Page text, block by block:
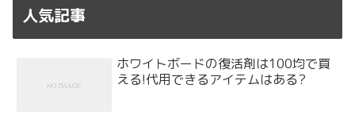
人気記事
ホワイトボードの復活剤は100均で買
える!代用できるアイテムはある?